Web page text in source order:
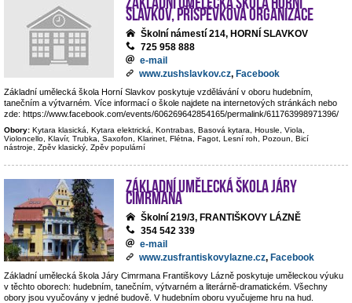
Slavkov, příspěvková organizace
Školní námestí 214, HORNÍ SLAVKOV
725 958 888
e-mail
www.zushslavkov.cz, Facebook
Základní umělecká škola Horní Slavkov poskytuje vzdělávání v oboru hudebním,
tanečním a výtvarném. Více informací o škole najdete na internetových stránkách nebo
zde: https://www.facebook.com/events/606269642854165/permalink/611763998971396/
Obory: Kytara klasická, Kytara elektrická, Kontrabas, Basová kytara, Housle, Viola,
Violoncello, Klavír, Trubka, Saxofon, Klarinet, Flétna, Fagot, Lesní roh, Pozoun, Bicí
nástroje, Zpěv klasický, Zpěv populární
Základní umělecká škola Járy
Cimrmana
Školní 219/3, FRANTIŠKOVY LÁZNĚ
354 542 339
e-mail
www.zusfrantiskovylazne.cz, Facebook
Základní umělecká škola Járy Cimrmana Františkovy Lázně poskytuje uměleckou výuku
v těchto oborech: hudebním, tanečním, výtvarném a literárně-dramatickém. Všechny
obory jsou vyučovány v jedné budově. V hudebním oboru vyučujeme hru na hud.